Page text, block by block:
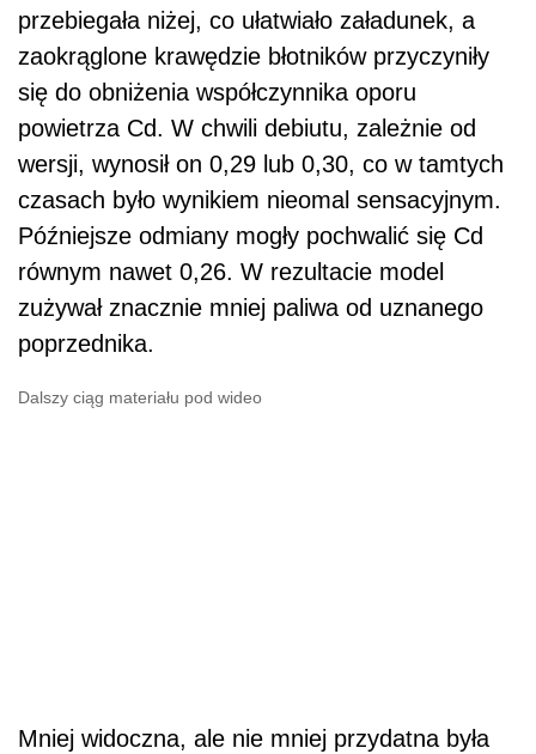
przebiegała niżej, co ułatwiało załadunek, a
zaokrąglone krawędzie błotników przyczyniły
się do obniżenia współczynnika oporu
powietrza Cd. W chwili debiutu, zależnie od
wersji, wynosił on 0,29 lub 0,30, co w tamtych
czasach było wynikiem nieomal sensacyjnym.
Późniejsze odmiany mogły pochwalić się Cd
równym nawet 0,26. W rezultacie model
zużywał znacznie mniej paliwa od uznanego
poprzednika.
Dalszy ciąg materiału pod wideo
Mniej widoczna, ale nie mniej przydatna była